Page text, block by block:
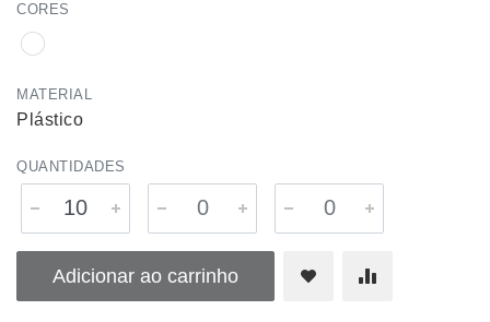
CORES
MATERIAL
Plástico
QUANTIDADES
Adicionar ao carrinho